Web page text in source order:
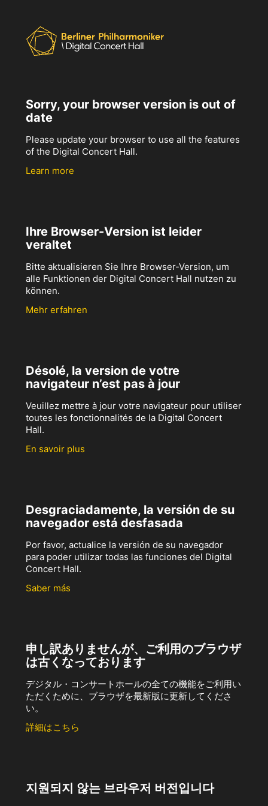
Sorry, your browser version is out of
date
Please update your browser to use all the features
of the Digital Concert Hall.
Learn more
Ihre Browser-Version ist leider
veraltet
Bitte aktualisieren Sie Ihre Browser-Version, um
alle Funktionen der Digital Concert Hall nutzen zu
können.
Mehr erfahren
Désolé, la version de votre
navigateur n’est pas à jour
Veuillez mettre à jour votre navigateur pour utiliser
toutes les fonctionnalités de la Digital Concert
Hall.
En savoir plus
Desgraciadamente, la versión de su
navegador está desfasada
Por favor, actualice la versión de su navegador
para poder utilizar todas las funciones del Digital
Concert Hall.
Saber más
申し訳ありませんが、ご利用のブラウザ
は古くなっております
デジタル・コンサートホールの全ての機能をご利用い
ただくために、ブラウザを最新版に更新してくださ
い。
詳細はこちら
지원되지 않는 브라우저 버전입니다